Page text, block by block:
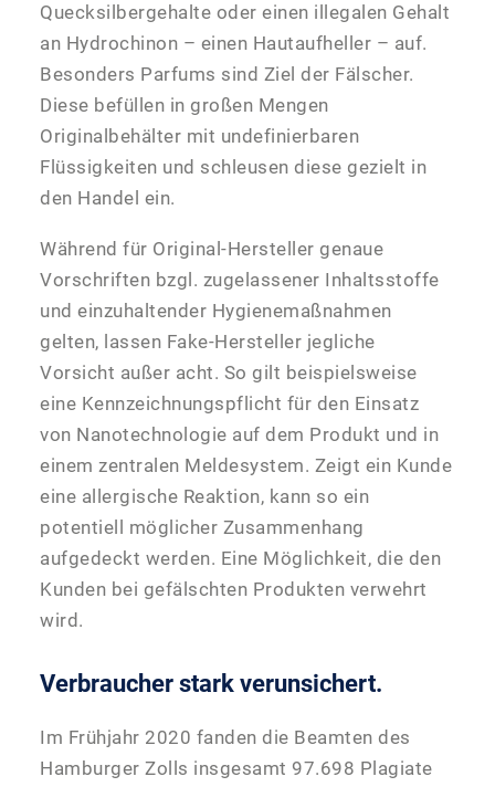
Quecksilbergehalte oder einen illegalen Gehalt
an Hydrochinon – einen Hautaufheller – auf.
Besonders Parfums sind Ziel der Fälscher.
Diese befüllen in großen Mengen
Originalbehälter mit undefinierbaren
Flüssigkeiten und schleusen diese gezielt in
den Handel ein.
Während für Original-Hersteller genaue
Vorschriften bzgl. zugelassener Inhaltsstoffe
und einzuhaltender Hygienemaßnahmen
gelten, lassen Fake-Hersteller jegliche
Vorsicht außer acht. So gilt beispielsweise
eine Kennzeichnungspflicht für den Einsatz
von Nanotechnologie auf dem Produkt und in
einem zentralen Meldesystem. Zeigt ein Kunde
eine allergische Reaktion, kann so ein
potentiell möglicher Zusammenhang
aufgedeckt werden. Eine Möglichkeit, die den
Kunden bei gefälschten Produkten verwehrt
wird.
Verbraucher stark verunsichert.
Im Frühjahr 2020 fanden die Beamten des
Hamburger Zolls insgesamt 97.698 Plagiate